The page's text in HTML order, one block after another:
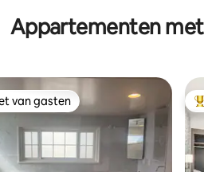
Appartementen
van gasten
van gasten